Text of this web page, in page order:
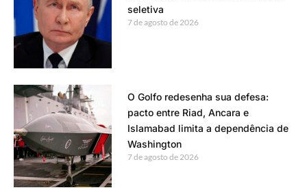
seletiva
7 de agosto de 2026
O Golfo redesenha sua defesa:
pacto entre Riad, Ancara e
Islamabad limita a dependência de
Washington
7 de agosto de 2026